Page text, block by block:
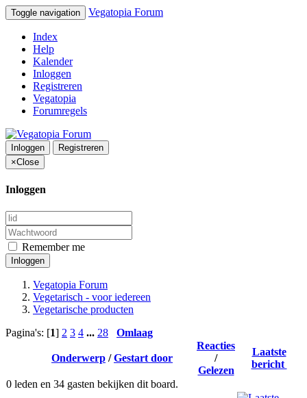
Toggle navigation Vegatopia Forum
Index
Help
Kalender
Inloggen
Registreren
Vegatopia
Forumregels
Inloggen
Registreren
×Close
Inloggen
Remember me
Inloggen
Vegatopia Forum
Vegetarisch - voor iedereen
Vegetarische producten
Pagina's: [1] 2 3 4 ... 28 Omlaag
Onderwerp /Gestart door
Reacties
/
Gelezen
Laatste
bericht
0 leden en 34 gasten bekijken dit board.